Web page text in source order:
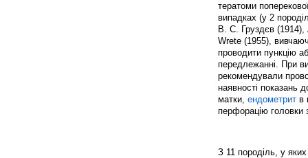
тератоми
випадках (у 2
В. С. Груздєв
Wrete (1955),
проводити пункцію
передлежанні. При
рекомендували
наявності показань
матки, ендометрит в
перфорацію
З 11 породіль, у яких